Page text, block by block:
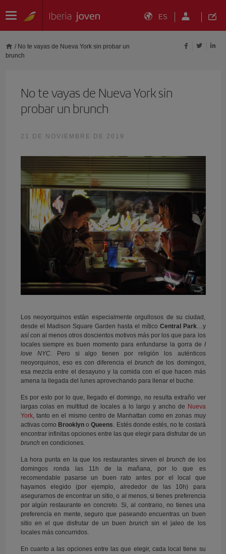
ES
/ No te vayas de Nueva York sin probar un
brunch
No te vayas de Nueva York sin
probar un brunch
21 DE NOVIEMBRE DE 2019
Los neoyorquinos están especialmente orgullosos de su ciudad,
desde el Madison Square Garden hasta el mítico Central Park…y
así con al menos otros doscientos motivos más por los que para los
locales siempre es buen momento para enfundarse la gorra de I
love NYC. Pero si algo tienen por religión los auténticos
neoyorquinos, eso es con diferencia el brunch de los domingos,
esa mezcla entre el desayuno y la comida con el que hacen más
amena la llegada del lunes aprovechando para llenar el buche.
Es por esto por lo que, llegado el domingo, no resulta extraño ver
largas colas en multitud de locales a lo largo y ancho de Nueva
York, tanto en el mismo centro de Manhattan como en zonas muy
activas como BrooklynoQueens. Estés donde estés, no te costará
encontrar infinitas opciones entre las que elegir para disfrutar de un
brunch en condiciones.
La hora punta en la que los restaurantes sirven el brunch de los
domingos ronda las 11h de la mañana, por lo que es
recomendable pasarse un buen rato antes por el local que
hayamos elegido (por ejemplo, alrededor de las 10h) para
asegurarnos de encontrar un sitio, o al menos, si tienes preferencia
por algún restaurante en concreto. Si, al contrario, no tienes una
preferencia en mente, seguro que paseando encuentras un buen
sitio en el que disfrutar de un buenbrunch sin el jaleo de los
locales más concurridos.
En cuanto a las opciones entre las que elegir, cada local tiene su